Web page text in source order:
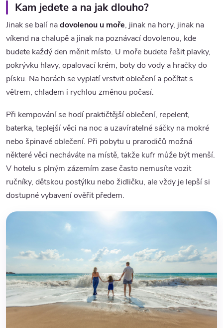
Kam jedete a na jak dlouho?
Jinak se balí nadovolenou u moře, jinak na hory, jinak na
víkend na chalupě a jinak na poznávací dovolenou, kde
budete každý den měnit místo. U moře budete řešit plavky,
pokrývku hlavy, opalovací krém, boty do vody a hračky do
písku. Na horách se vyplatí vrstvit oblečení a počítat s
větrem, chladem i rychlou změnou počasí.
Při kempování se hodí praktičtější oblečení, repelent,
baterka, teplejší věci na noc a uzavíratelné sáčky na mokré
nebo špinavé oblečení. Při pobytu u prarodičů možná
některé věci necháváte na místě, takže kufr může být menší.
V hotelu s plným zázemím zase často nemusíte vozit
ručníky, dětskou postýlku nebo židličku, ale vždy je lepší si
dostupné vybavení ověřit předem.